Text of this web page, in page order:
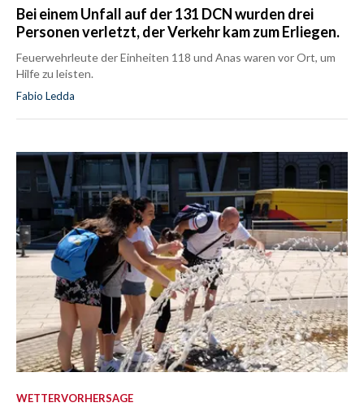
Bei einem Unfall auf der 131 DCN wurden drei
Personen verletzt, der Verkehr kam zum Erliegen.
Feuerwehrleute der Einheiten 118 und Anas waren vor Ort, um
Hilfe zu leisten.
Fabio Ledda
WETTERVORHERSAGE